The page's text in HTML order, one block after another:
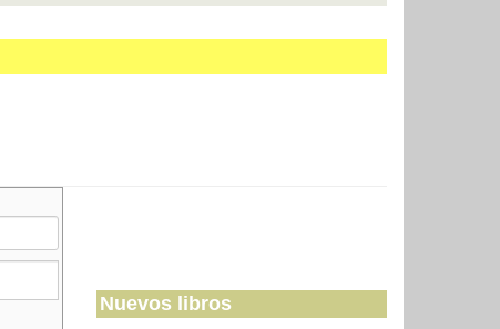
Nuevos libros